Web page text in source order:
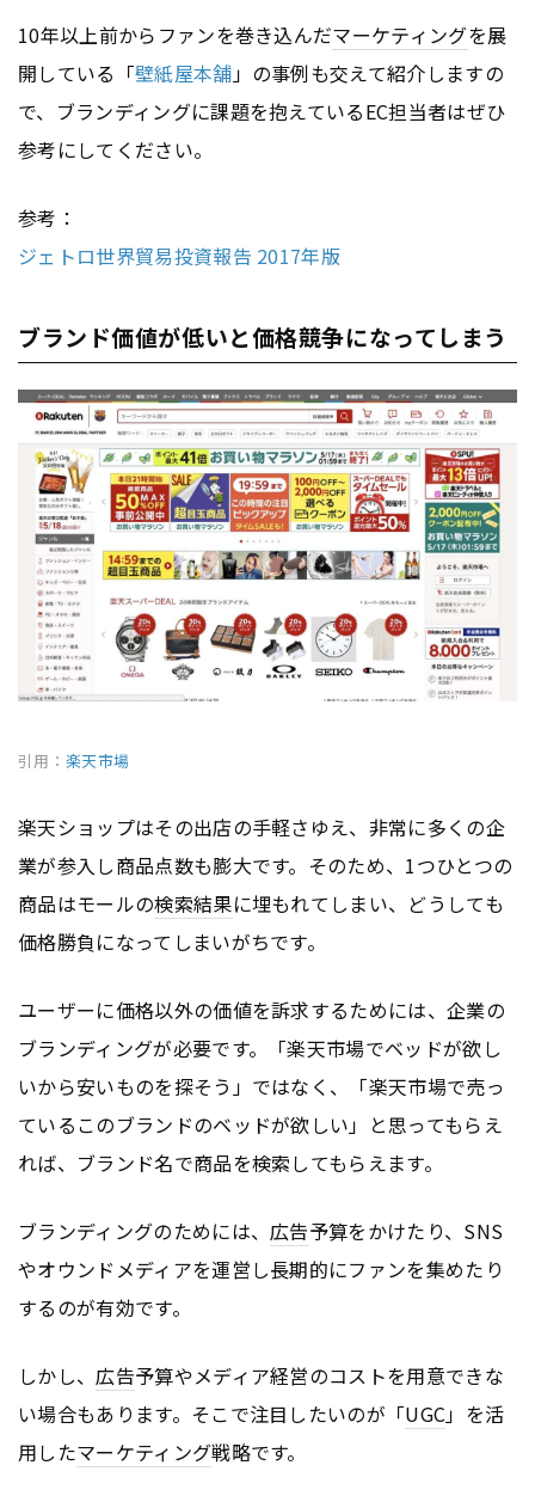
10年以上前からファンを巻き込んだマーケティングを展
開している「壁紙屋本舗」の事例も交えて紹介しますの
で、ブランディングに課題を抱えているEC担当者はぜひ
参考にしてください。
参考：
ジェトロ世界貿易投資報告 2017年版
ブランド価値が低いと価格競争になってしまう
引用： 楽天市場
楽天ショップはその出店の手軽さゆえ、非常に多くの企
業が参入し商品点数も膨大です。そのため、1つひとつの
商品はモールの検索結果に埋もれてしまい、どうしても
価格勝負になってしまいがちです。
ユーザーに価格以外の価値を訴求するためには、企業の
ブランディングが必要です。「楽天市場でベッドが欲し
いから安いものを探そう」ではなく、「楽天市場で売っ
ているこのブランドのベッドが欲しい」と思ってもらえ
れば、ブランド名で商品を検索してもらえます。
ブランディングのためには、広告予算をかけたり、SNS
やオウンドメディアを運営し長期的にファンを集めたり
するのが有効です。
しかし、広告予算やメディア経営のコストを用意できな
い場合もあります。そこで注目したいのが「UGC」を活
用したマーケティング戦略です。